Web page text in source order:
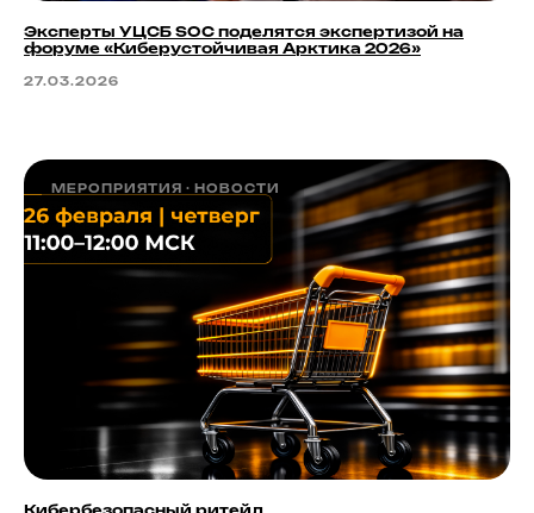
Эксперты УЦСБ SOC поделятся экспертизой на
форуме «Киберустойчивая Арктика 2026»
27.03.2026
МЕРОПРИЯТИЯ НОВОСТИ